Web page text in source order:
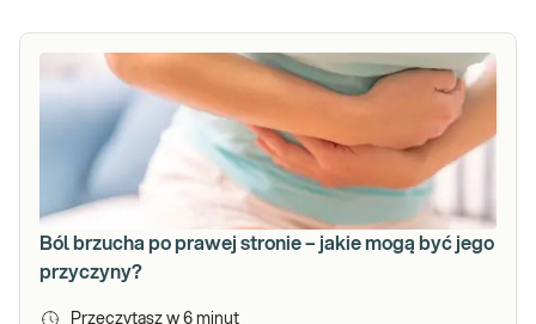
Ból brzucha po prawej stronie – jakie mogą być jego
przyczyny?
Przeczytasz w 6 minut